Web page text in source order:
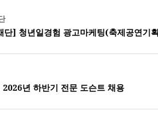
단] 청년일경험 광고마케팅(축제공연기
2026년 하반기 전문 도슨트 채용